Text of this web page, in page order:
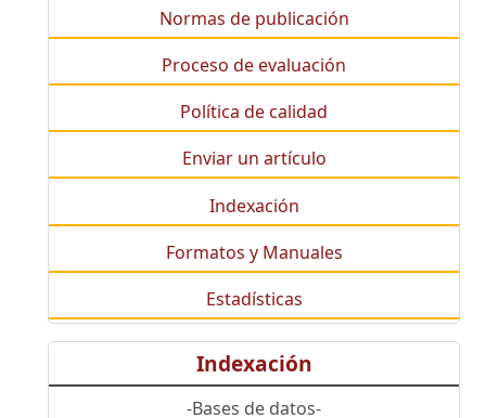
Normas de publicación
Proceso de evaluación
Política de calidad
Enviar un artículo
Indexación
Formatos y Manuales
Estadísticas
Indexación
-Bases de datos-